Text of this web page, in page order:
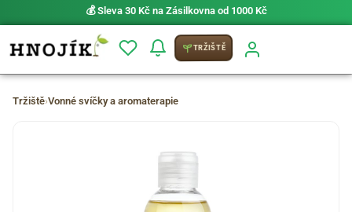
💰 Sleva 30 Kč na Zásilkovna od 1000 Kč
TRŽIŠTĚ
Tržiště›Vonné svíčky a aromaterapie